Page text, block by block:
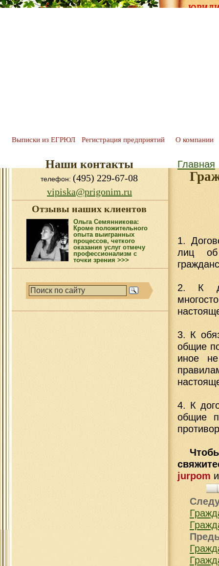
Выписки из ЕГРЮЛ Регистрация предприятий О компании
Наши контакты
телефон:(495) 229-67-08
vipiska@prigonim.ru
Отзывы наших клиентов
Ольга Семянникова:
Кроме положительного
опыта выигранных
процессов, четкого
оказания услуг отмечу
профессионализм с
точки зрения >>>
Главная
1.
лиц об
2. К
3. К
общие
иное
4. К
общие
jurpom